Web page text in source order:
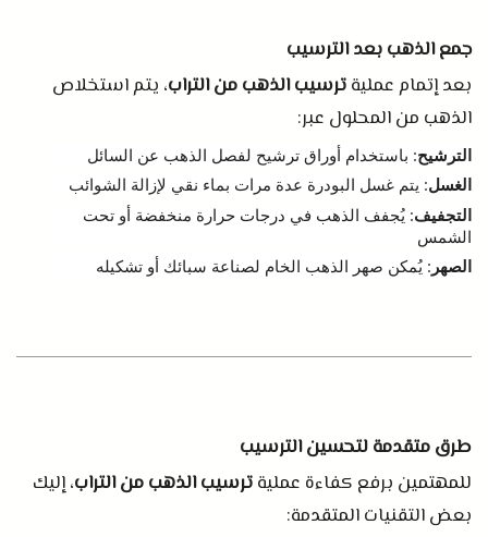
جمع الذهب بعد الترسيب
بعد إتمام عمليةترسيب الذهب من التراب، يتم استخلاص
الذهب من المحلول عبر:
الترشيح: باستخدام أوراق ترشيح لفصل الذهب عن السائل
الغسل: يتم غسل البودرة عدة مرات بماء نقي لإزالة الشوائب
التجفيف: يُجفف الذهب في درجات حرارة منخفضة أو تحت
الشمس
الصهر : يُمكن صهر الذهب الخام لصناعة سبائك أو تشكيله
طرق متقدمة لتحسين الترسيب
للمهتمين برفع كفاءة عمليةترسيب الذهب من التراب، إليك
بعض التقنيات المتقدمة: